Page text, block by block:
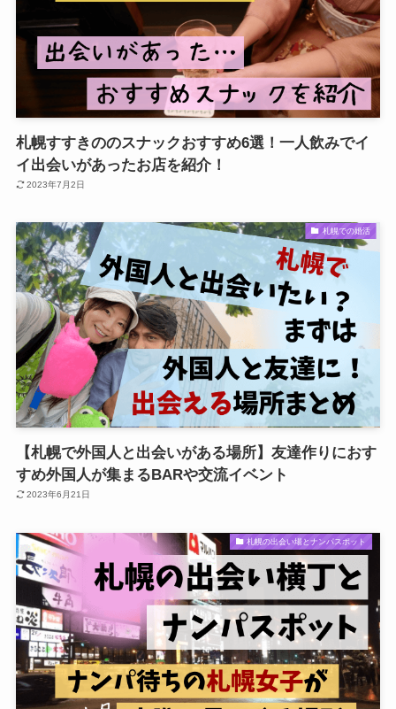
札幌すすきののスナックおすすめ6選！一人飲みでイ
イ出会いがあったお店を紹介！
2023年7月2日
札幌での婚活
【札幌で外国人と出会いがある場所】友達作りにおす
すめ外国人が集まるBARや交流イベント
2023年6月21日
札幌の出会い場とナンパスポット